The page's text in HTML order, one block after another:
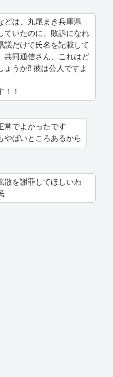
どは、丸尾まき兵庫県
いたのに、敗訴になれ
議だけで氏名を記載して
共同通信さん、これはど
ょうか⁇ 彼は公人ですよ
！！
常でよかったです
やばいところあるから
散を謝罪してほしいわ